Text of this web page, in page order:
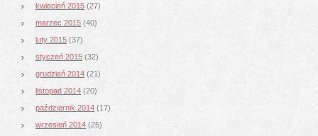
kwiecień 2015 (27)
marzec 2015 (40)
luty 2015 (37)
styczeń 2015 (32)
grudzień 2014 (21)
listopad 2014 (20)
październik 2014 (17)
wrzesień 2014 (25)